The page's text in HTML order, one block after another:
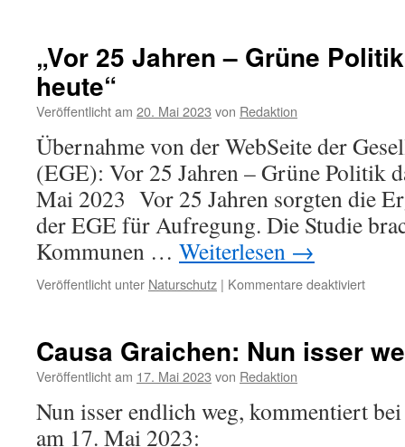
„Vor 25 Jahren – Grüne
heute“
Veröffentlicht am 20. Mai 2023 von Redaktion
Übernahme von der WebSeite der
(EGE): Vor 25 Jahren – Grüne Politik
Mai 2023 Vor 25 Jahren sorgten die
der EGE für Aufregung. Die Studie
Kommunen … Weiterlesen →
Veröffentlicht unter Naturschutz | Kommentare deaktiviertfür
–
damals
Causa Graichen: Nun isser
Veröffentlicht am 17. Mai 2023 von Redaktion
Nun isser endlich weg, kommentiert
am 17. Mai 2023: